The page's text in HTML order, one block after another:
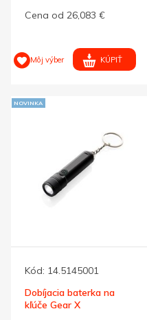
Cena od 26,083 €
Môj výber KÚPIŤ
NOVINKA
Kód: 14.5145001
Dobíjacia baterka na
kľúče Gear X